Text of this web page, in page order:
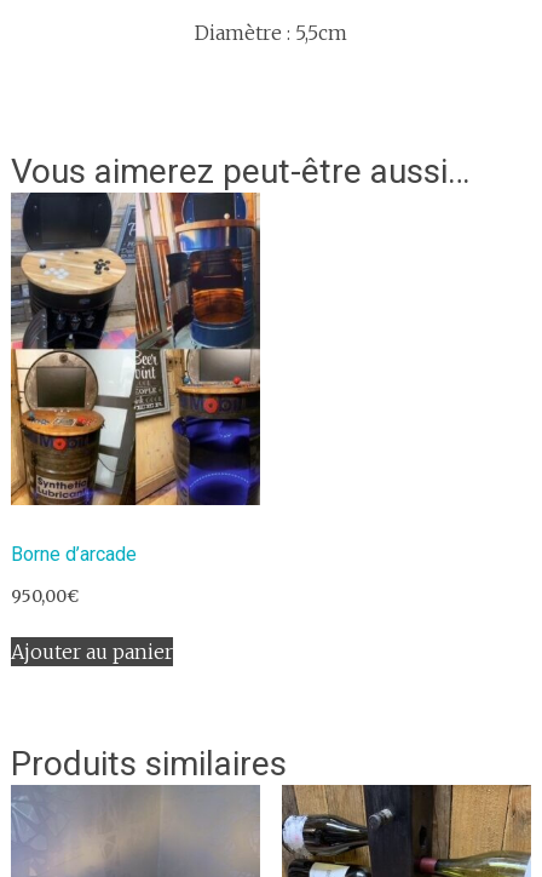
Diamètre : 5,5cm
Vous aimerez peut-être aussi…
Borne d’arcade
950,00€
Ajouter au panier
Produits similaires